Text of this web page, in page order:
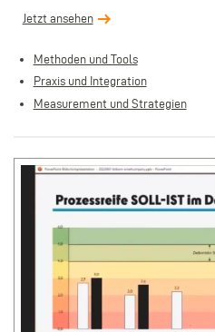
Jetzt ansehen
Methoden und Tools
Praxis und Integration
Measurement und Strategien